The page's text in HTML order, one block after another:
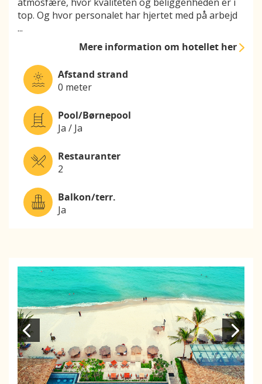
top. Og hvor personalet har hjertet med på arbejd
...
Mere informationom hotellet her
Afstand strand
0 meter
Pool/Børnepool
Ja / Ja
Restauranter
2
Balkon/terr.
Ja